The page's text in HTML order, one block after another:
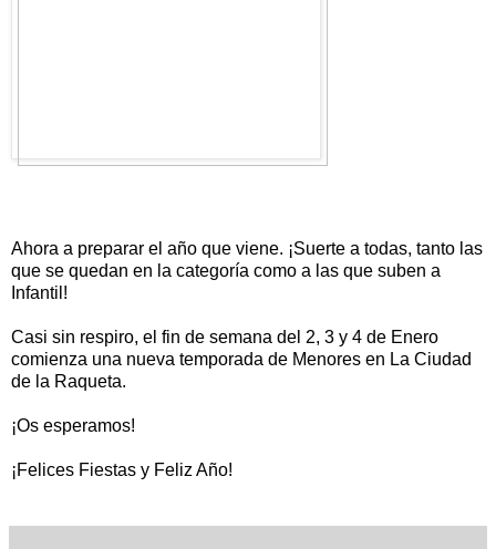
Ahora a preparar el año que viene. ¡Suerte a todas, tanto las
que se quedan en la categoría como a las que suben a
Infantil!
Casi sin respiro, el fin de semana del 2, 3 y 4 de Enero
comienza una nueva temporada de Menores en La Ciudad
de la Raqueta.
¡Os esperamos!
¡Felices Fiestas y Feliz Año!